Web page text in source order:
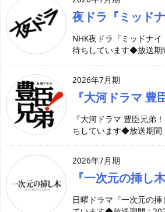
夜ドラ『ミッド
NHK夜ドラ『ミッドナ
待ちしています◆放送期
2026年7月期
『大河ドラマ 豊
『大河ドラマ 豊臣兄弟
ちしています◆放送期間
2026年7月期
『一次元の挿し木
日曜ドラマ『一次元の